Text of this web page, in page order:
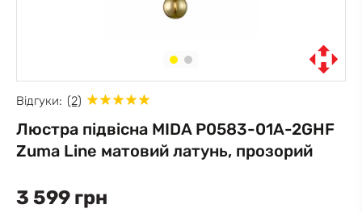
Відгуки: (2)
Люстра підвісна MIDA P0583-01A-2GHF
Zuma Line матовий латунь, прозорий
3 599 грн